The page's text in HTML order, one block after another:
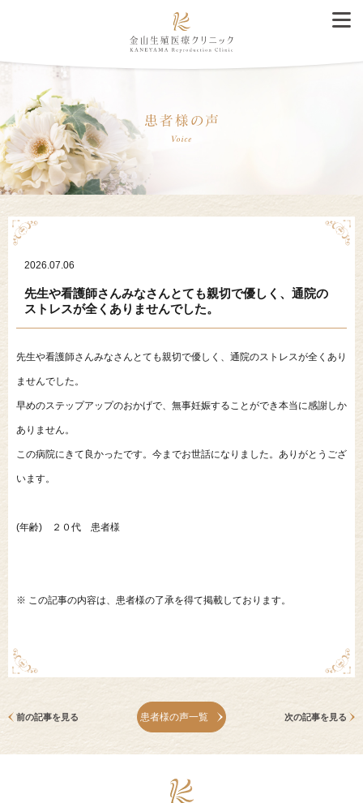
2026.07.06
先生や看護師さんみなさんとても親切で優しく、通院の
ストレスが全くありませんでした。
先生や看護師さんみなさんとても親切で優しく、通院のストレスが全くあり
ませんでした。
早めのステップアップのおかげで、無事妊娠することができ本当に感謝しか
ありません。
この病院にきて良かったです。今までお世話になりました。ありがとうござ
います。
(年齢) ２０代 患者様
※ この記事の内容は、患者様の了承を得て掲載しております。
前の記事を見る 患者様の声一覧 次の記事を見る